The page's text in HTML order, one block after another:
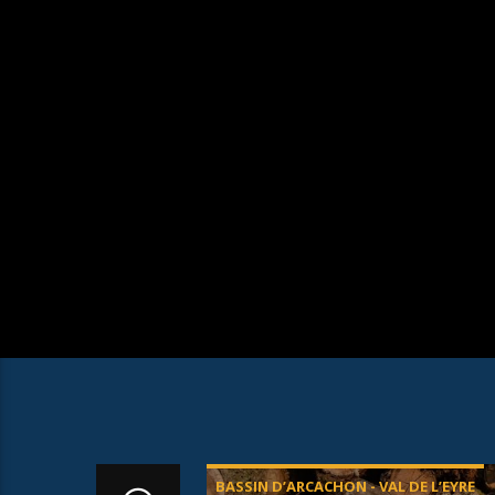
BASSIN D’ARCACHON - VAL DE L’EYRE